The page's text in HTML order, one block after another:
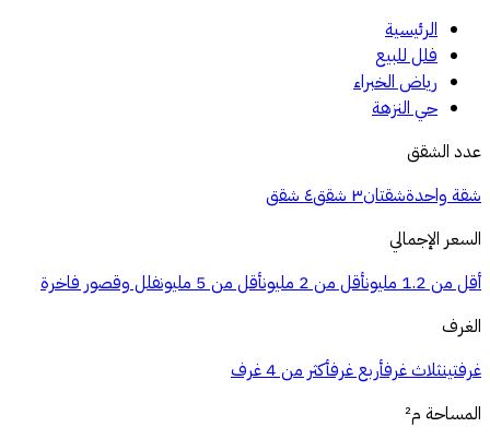
الرئيسية
فلل للبيع
رياض الخبراء
حي النزهة
عدد الشقق
شقة واحدةشقتان٣ شقق
٤ شقق
السعر الإجمالي
أقل من 1.2 مليون
أقل من 2 مليون أقل من 5 مليون
فلل وقصور فاخرة
الغرف
غرفتينثلاث غرفأربع غرفأكثر من 4 غرف
المساحة م²